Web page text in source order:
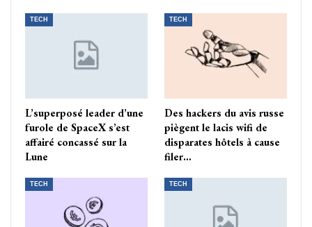
TECH
L’superposé leader d’une
furole de SpaceX s’est
affairé concassé sur la
Lune
TECH
Des hackers du avis russe
piègent le lacis wifi de
disparates hôtels à cause
filer…
TECH TECH